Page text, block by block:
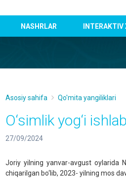
NASHRLAR INTERAKTIV
Asosiy sahifa Qo'mita yangiliklari
O‘simlik yog‘i
27/09/2024
Joriy yilning yanvar-avgust oylarida
chiqarilgan bo‘lib, 2023- yilning mos